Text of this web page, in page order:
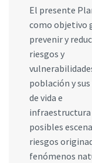
El presente
como objetivo
prevenir y
riesgos y
población y
de vida e
posibles
riesgos
fenómenos